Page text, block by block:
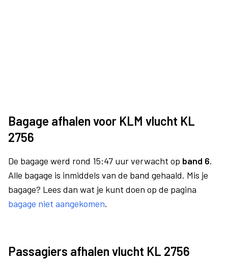
Bagage afhalen voor KLM vlucht KL
2756
De bagage werd rond 15:47 uur verwacht op band 6.
Alle bagage is inmiddels van de band gehaald. Mis je
bagage? Lees dan wat je kunt doen op de pagina
bagage niet aangekomen.
Passagiers afhalen vlucht KL 2756